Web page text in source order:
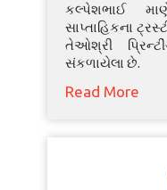
કલ્પેશભાઈ
સાપ્તાહિકના
તેઓશ્રી
સંકળાયેલા છે.
Read More